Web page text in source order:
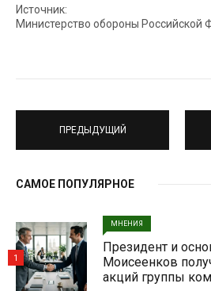
Источник:
Министерство обороны Российской
ПРЕДЫДУЩИЙ
САМОЕ ПОПУЛЯРНОЕ
МНЕНИЯ
Президент и
Моисеенков
акций группы
1